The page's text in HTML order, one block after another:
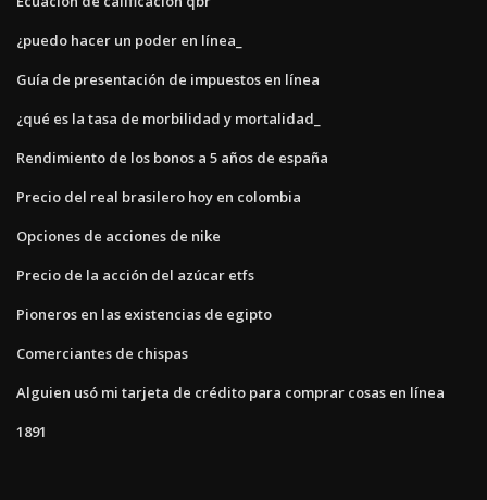
¿puedo hacer un poder en línea_
Guía de presentación de impuestos en línea
¿qué es la tasa de morbilidad y mortalidad_
Rendimiento de los bonos a 5 años de españa
Precio del real brasilero hoy en colombia
Opciones de acciones de nike
Precio de la acción del azúcar etfs
Pioneros en las existencias de egipto
Comerciantes de chispas
Alguien usó mi tarjeta de crédito para comprar cosas en línea
1891